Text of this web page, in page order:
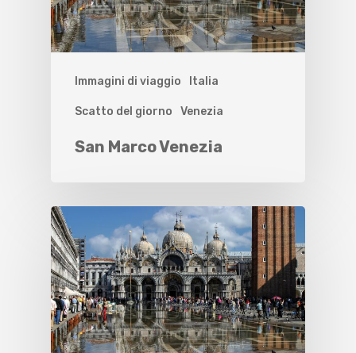
Immagini di viaggio Italia
Scatto del giorno Venezia
San Marco Venezia